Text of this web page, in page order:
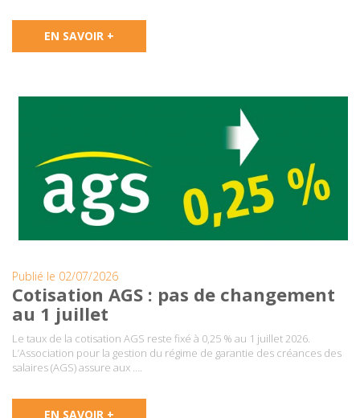
EN SAVOIR +
Publié le 02/07/2026
Cotisation AGS : pas de changement
au 1 juillet
Le taux de la cotisation AGS reste fixé à 0,25 % au 1 juillet 2026.
L’Association pour la gestion du régime de garantie des créances des
salaires (AGS) assure aux ….
EN SAVOIR +